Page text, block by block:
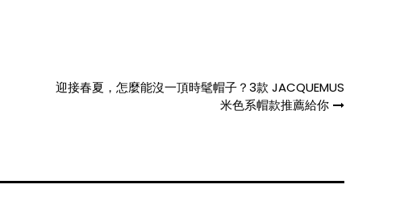
迎接春夏，怎麼能沒一頂時髦帽子？3款 JACQUEMUS
米色系帽款推薦給你